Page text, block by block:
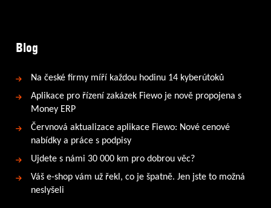
Blog
Na české firmy míří každou hodinu 14 kyberútoků
Aplikace pro řízení zakázek Fiewo je nově propojena s
Money ERP
Červnová aktualizace aplikace Fiewo: Nové cenové
nabídky a práce s podpisy
Ujdete s námi 30 000 km pro dobrou věc?
Váš e-shop vám už řekl, co je špatně. Jen jste to možná
neslyšeli